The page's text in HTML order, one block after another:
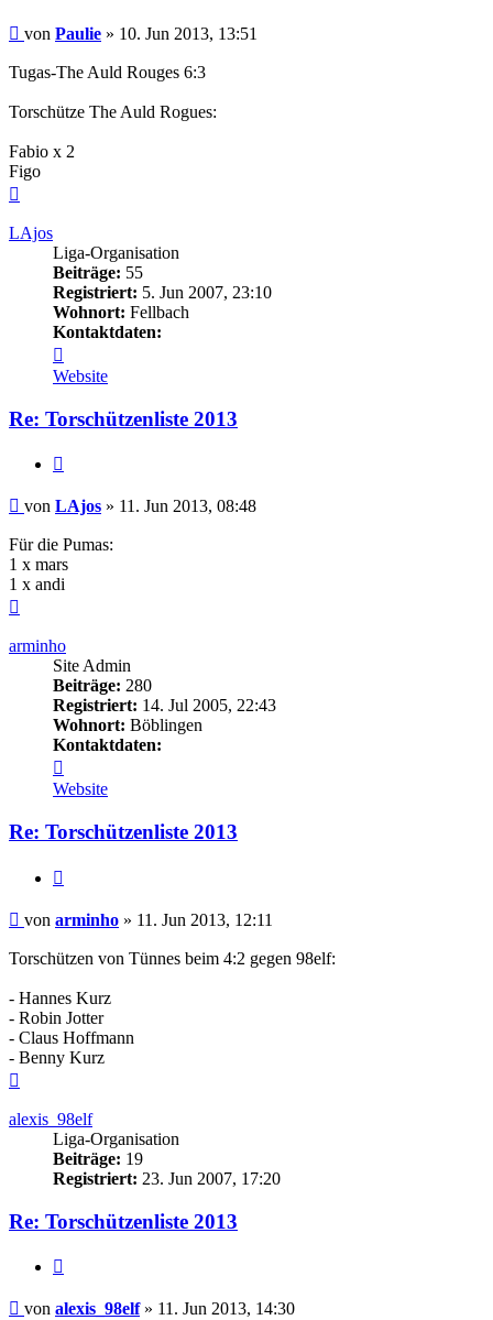
Beitrag
von Paulie » 10. Jun 2013, 13:51
Tugas-The Auld Rouges 6:3
Torschütze The Auld Rogues:
Fabio x 2
Figo
LAjos
Liga-Organisation
Beiträge: 55
Registriert: 5. Jun 2007, 23:10
Wohnort: Fellbach
Kontaktdaten:
von
LAjos
Website
Re: Torschützenliste 2013
Beitrag
von LAjos » 11. Jun 2013, 08:48
Für die Pumas:
1 x mars
1 x andi
arminho
Site Admin
Beiträge: 280
Registriert: 14. Jul 2005, 22:43
Wohnort: Böblingen
Kontaktdaten:
von
arminho
Website
Re: Torschützenliste 2013
Beitrag
von arminho » 11. Jun 2013, 12:11
Torschützen von Tünnes beim 4:2 gegen 98elf:
- Hannes Kurz
- Robin Jotter
- Claus Hoffmann
- Benny Kurz
alexis_98elf
Liga-Organisation
Beiträge: 19
Registriert: 23. Jun 2007, 17:20
Re: Torschützenliste 2013
Beitrag
von alexis_98elf» 11. Jun 2013, 14:30